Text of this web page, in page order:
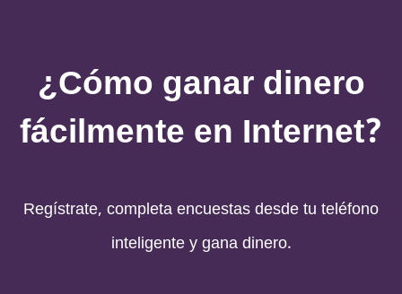
¿Cómo ganar dinero
fácilmente en Internet?
Regístrate, completa encuestas desde tu teléfono
inteligente y gana dinero.